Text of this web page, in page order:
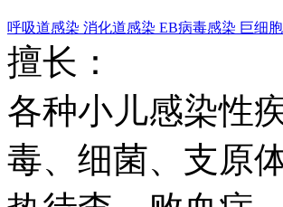
呼吸道感染 消化道感染 EB病毒感染 巨细
擅长：
各种小儿感染性
毒、细菌、支原